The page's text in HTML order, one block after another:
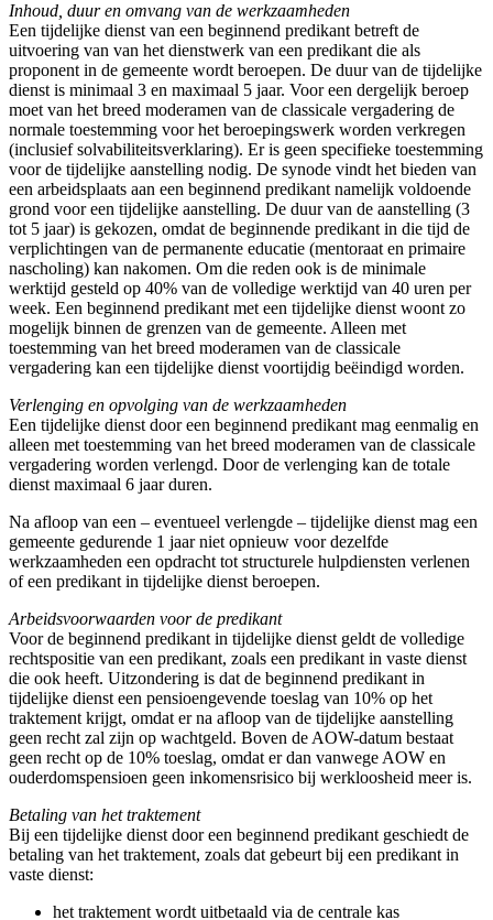
Inhoud, duur en omvang van de werkzaamheden
Een tijdelijke dienst van een beginnend predikant betreft de
uitvoering van van het dienstwerk van een predikant die als
proponent in de gemeente wordt beroepen. De duur van de tijdelijke
dienst is minimaal 3 en maximaal 5 jaar. Voor een dergelijk beroep
moet van het breed moderamen van de classicale vergadering de
normale toestemming voor het beroepingswerk worden verkregen
(inclusief solvabiliteitsverklaring). Er is geen specifieke toestemming
voor de tijdelijke aanstelling nodig. De synode vindt het bieden van
een arbeidsplaats aan een beginnend predikant namelijk voldoende
grond voor een tijdelijke aanstelling. De duur van de aanstelling (3
tot 5 jaar) is gekozen, omdat de beginnende predikant in die tijd de
verplichtingen van de permanente educatie (mentoraat en primaire
nascholing) kan nakomen. Om die reden ook is de minimale
werktijd gesteld op 40% van de volledige werktijd van 40 uren per
week. Een beginnend predikant met een tijdelijke dienst woont zo
mogelijk binnen de grenzen van de gemeente. Alleen met
toestemming van het breed moderamen van de classicale
vergadering kan een tijdelijke dienst voortijdig beëindigd worden.
Verlenging en opvolging van de werkzaamheden
Een tijdelijke dienst door een beginnend predikant mag eenmalig en
alleen met toestemming van het breed moderamen van de classicale
vergadering worden verlengd. Door de verlenging kan de totale
dienst maximaal 6 jaar duren.
Na afloop van een – eventueel verlengde – tijdelijke dienst mag een
gemeente gedurende 1 jaar niet opnieuw voor dezelfde
werkzaamheden een opdracht tot structurele hulpdiensten verlenen
of een predikant in tijdelijke dienst beroepen.
Arbeidsvoorwaarden voor de predikant
Voor de beginnend predikant in tijdelijke dienst geldt de volledige
rechtspositie van een predikant, zoals een predikant in vaste dienst
die ook heeft. Uitzondering is dat de beginnend predikant in
tijdelijke dienst een pensioengevende toeslag van 10% op het
traktement krijgt, omdat er na afloop van de tijdelijke aanstelling
geen recht zal zijn op wachtgeld. Boven de AOW-datum bestaat
geen recht op de 10% toeslag, omdat er dan vanwege AOW en
ouderdomspensioen geen inkomensrisico bij werkloosheid meer is.
Betaling van het traktement
Bij een tijdelijke dienst door een beginnend predikant geschiedt de
betaling van het traktement, zoals dat gebeurt bij een predikant in
vaste dienst:
het traktement wordt uitbetaald via de centrale kas